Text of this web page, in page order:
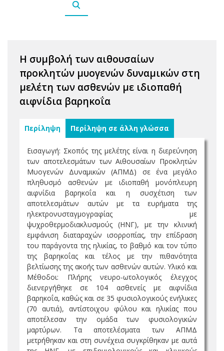
Η συμβολή των αιθουσαίων
προκλητών μυογενών δυναμικών στη
μελέτη των ασθενών με ιδιοπαθή
αιφνίδια βαρηκοΐα
Περίληψη Περίληψη σε άλλη γλώσσα
Εισαγωγή: Σκοπός της μελέτης είναι η διερεύνηση
των αποτελεσμάτων των Αιθουσαίων Προκλητών
Μυογενών Δυναμικών (ΑΠΜΔ) σε ένα μεγάλο
πληθυσμό ασθενών με ιδιοπαθή μονόπλευρη
αιφνίδια βαρηκοΐα και η συσχέτιση των
αποτελεσμάτων αυτών με τα ευρήματα της
ηλεκτρονυσταγμογραφίας με
ψυχροθερμοδιακλυσμούς (ΗΝΓ), με την κλινική
εμφάνιση διαταραχών ισορροπίας, την επίδραση
του παράγοντα της ηλικίας, το βαθμό και τον τύπο
της βαρηκοΐας και τέλος με την πιθανότητα
βελτίωσης της ακοής των ασθενών αυτών. Υλικό και
Μέθοδοι: Πλήρης νευρο-ωτολογικός έλεγχος
διενεργήθηκε σε 104 ασθενείς με αιφνίδια
βαρηκοΐα, καθώς και σε 35 φυσιολογικούς ενήλικες
(70 αυτιά), αντίστοιχου φύλου και ηλικίας που
αποτέλεσαν την ομάδα των φυσιολογικών
μαρτύρων. Τα αποτελέσματα των ΑΠΜΔ
μετρήθηκαν και στη συνέχεια συγκρίθηκαν με αυτά